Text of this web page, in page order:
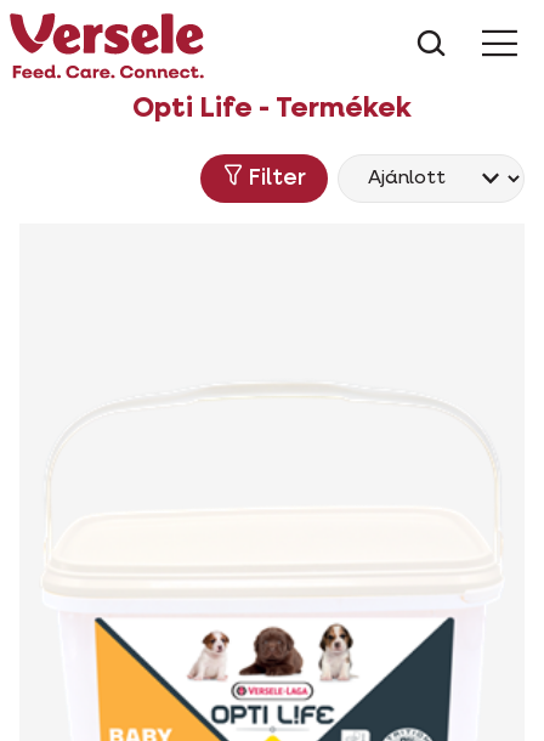
Opti Life - Termékek
Filter